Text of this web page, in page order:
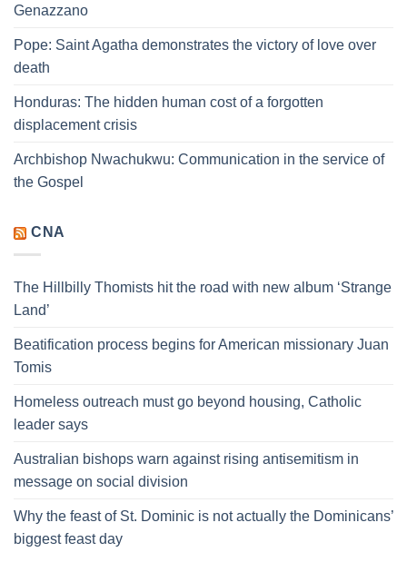
Genazzano
Pope: Saint Agatha demonstrates the victory of love over
death
Honduras: The hidden human cost of a forgotten
displacement crisis
Archbishop Nwachukwu: Communication in the service of
the Gospel
CNA
The Hillbilly Thomists hit the road with new album ‘Strange
Land’
Beatification process begins for American missionary Juan
Tomis
Homeless outreach must go beyond housing, Catholic
leader says
Australian bishops warn against rising antisemitism in
message on social division
Why the feast of St. Dominic is not actually the Dominicans’
biggest feast day